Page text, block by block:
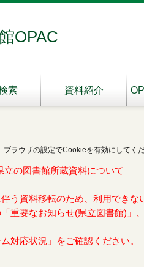
OPAC
索 資料紹介
ラウザの設定でCookieを有効にしてく
立の図書館所蔵資料について
う資料移転のため、利用できな
重要なお知らせ(県立図書館) 」
対応状況 」をご確認ください。